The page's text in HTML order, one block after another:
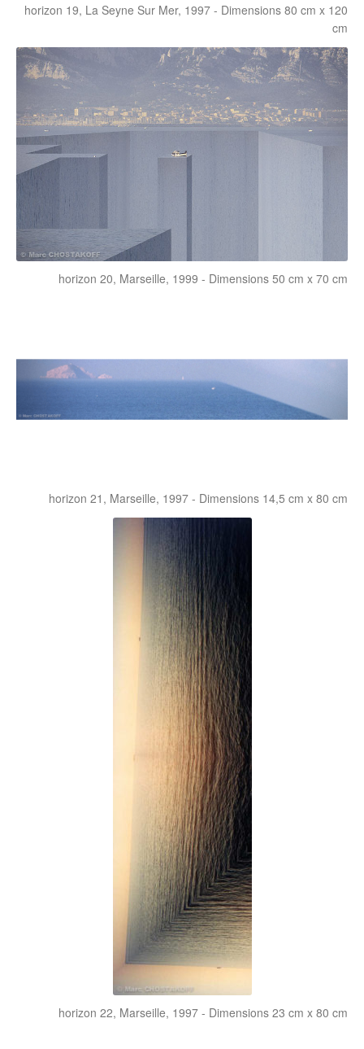
horizon 19, La Seyne Sur Mer, 1997 - Dimensions 80 cm x 120
cm
horizon 20, Marseille, 1999 - Dimensions 50 cm x 70 cm
horizon 21, Marseille, 1997 - Dimensions 14,5 cm x 80 cm
horizon 22, Marseille, 1997 - Dimensions 23 cm x 80 cm